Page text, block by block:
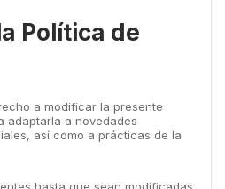
Política de
a modificar la presente
adaptarla a novedades
así como a prácticas de la
hasta que sean modificadas